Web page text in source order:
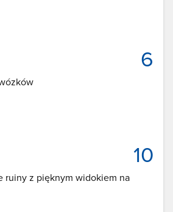
6
10
ruiny z pięknym widokiem na